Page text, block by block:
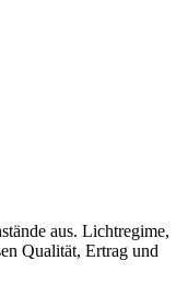
aus. Lichtregime,
Qualität, Ertrag und